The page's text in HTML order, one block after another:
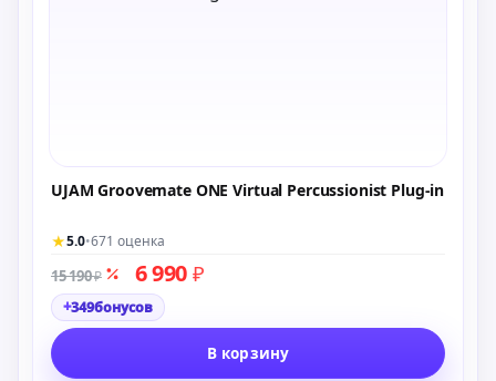
UJAM Groovemate ONE Virtual Percussionist Plug-in
★5.0•671 оценка
15 190₽ 6 990 ₽
+349бонусов
В корзину